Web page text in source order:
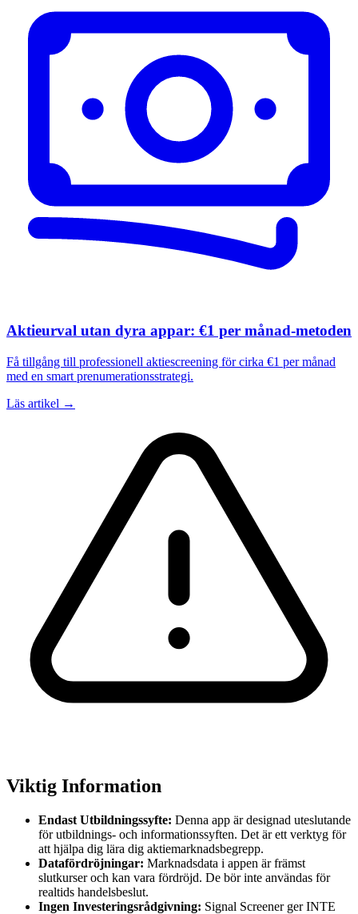
Aktieurval utan dyra appar: €1 per månad-metoden
Få tillgång till professionell aktiescreening för cirka €1 per månad
med en smart prenumerationsstrategi.
Läs artikel →
Viktig Information
Endast Utbildningssyfte: Denna app är designad uteslutande
för utbildnings- och informationssyften. Det är ett verktyg för
att hjälpa dig lära dig aktiemarknadsbegrepp.
Datafördröjningar: Marknadsdata i appen är främst
slutkurser och kan vara fördröjd. De bör inte användas för
realtids handelsbeslut.
Ingen Investeringsrådgivning: Signal Screener ger INTE